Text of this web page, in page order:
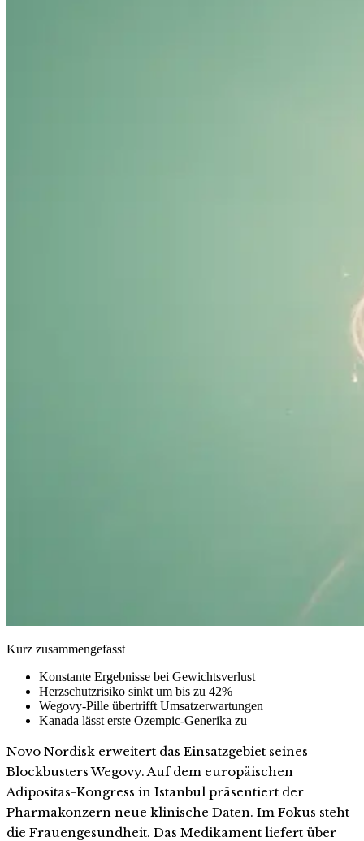
Kurz zusammengefasst
Konstante Ergebnisse bei Gewichtsverlust
Herzschutzrisiko sinkt um bis zu 42%
Wegovy-Pille übertrifft Umsatzerwartungen
Kanada lässt erste Ozempic-Generika zu
Novo Nordisk erweitert das Einsatzgebiet seines
Blockbusters Wegovy. Auf dem europäischen
Adipositas-Kongress in Istanbul präsentiert der
Pharmakonzern neue klinische Daten. Im Fokus steht
die Frauengesundheit. Das Medikament liefert über